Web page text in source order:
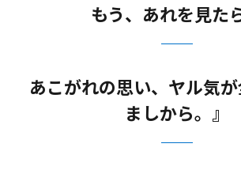
もう、あれを見た
あこがれの思い、ヤル気
ましから。』